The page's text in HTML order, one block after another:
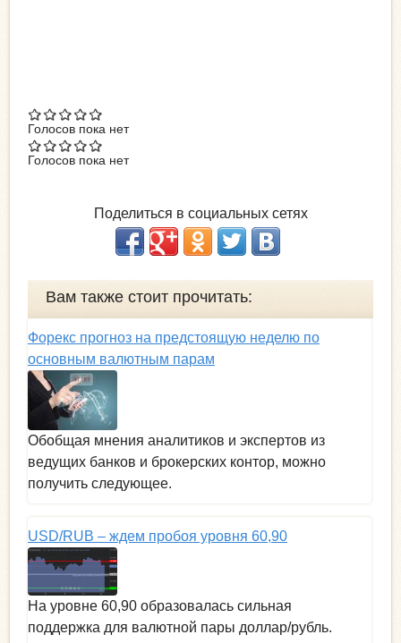
Голосов пока нет
Голосов пока нет
Поделиться в социальных сетях
Вам также стоит прочитать:
Форекс прогноз на предстоящую неделю по
основным валютным парам
Обобщая мнения аналитиков и экспертов из
ведущих банков и брокерских контор, можно
получить следующее.
USD/RUB – ждем пробоя уровня 60,90
На уровне 60,90 образовалась сильная
поддержка для валютной пары доллар/рубль.